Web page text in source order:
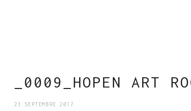
_0009_HOPEN ART
23 SEPTEMBRE 2017